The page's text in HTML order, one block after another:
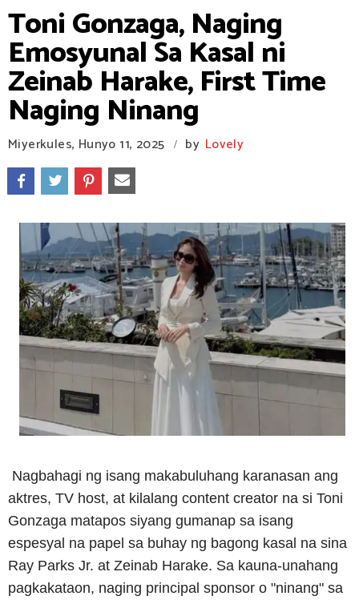
Toni Gonzaga, Naging
Emosyunal Sa Kasal ni
Zeinab Harake, First Time
Naging Ninang
Miyerkules, Hunyo 11, 2025 / by Lovely
Nagbahagi ng isang makabuluhang karanasan ang
aktres, TV host, at kilalang content creator na si Toni
Gonzaga matapos siyang gumanap sa isang
espesyal na papel sa buhay ng bagong kasal na sina
Ray Parks Jr. at Zeinab Harake. Sa kauna-unahang
pagkakataon, naging principal sponsor o "ninang" sa